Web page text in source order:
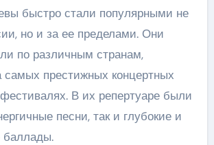
быстро стали популярными не
но и за ее пределами. Они
по различным странам,
самых престижных концертных
В их репертуаре были
песни, так и глубокие и
баллады.